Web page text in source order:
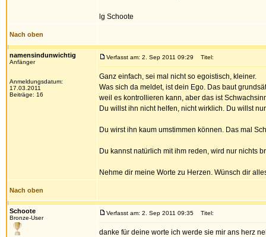
lg Schoote
Nach oben
namensindunwichtig
Anfänger
Anmeldungsdatum:
17.03.2011
Beiträge: 16
Verfasst am: 2. Sep 2011 09:29 Titel:
Ganz einfach, sei mal nicht so egoistisch, kleiner.
Was sich da meldet, ist dein Ego. Das baut
weil es kontrollieren kann, aber das ist
Du willst ihn nicht helfen, nicht wirklich. Du willst
Du wirst ihn kaum umstimmen können. Das mal
Du kannst natürlich mit ihm reden, wird nur nichts
Nehme dir meine Worte zu Herzen. Wünsch dir
Nach oben
Schoote
Bronze-User
Verfasst am: 2. Sep 2011 09:35 Titel:
danke für deine worte ich werde sie mir ans herz